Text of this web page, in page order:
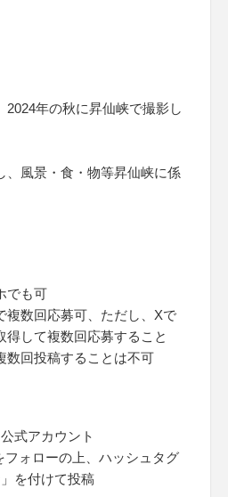
年の秋に昇仙峡で撮影し
、風景・食・物等昇仙峡に係
でも可
数回応募可、ただし、Xで
得して複数回応募すること
数回投稿することは不可
式アカウント
フォローの上、ハッシュタグ
を付けて投稿